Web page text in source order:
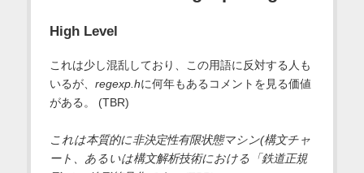
High Level
これは少し混乱しており、この用語に反対する人も
いるが、 regexp.hに何年もあるコメントを見る価値
がある。 (TBR)
これは本質的に非決定性有限状態マシン(構文チャ
ート、あるいは構文解析技術における「鉄道正規